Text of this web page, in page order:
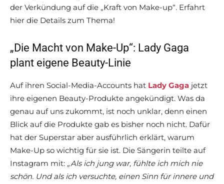
der Verkündung auf die „Kraft von Make-up“. Erfahrt
hier die Details zum Thema!
„Die Macht von Make-Up“: Lady Gaga
plant eigene Beauty-Linie
Auf ihren Social-Media-Accounts hat Lady Gaga jetzt
ihre eigenen Beauty-Produkte angekündigt. Was da
genau auf uns zukommt, ist noch unklar, denn einen
Blick auf die Produkte gab es bisher noch nicht. Dafür
hat der Superstar aber ausführlich erklärt, warum
Make-Up so wichtig für sie ist. Die Sängerin teilte auf
Instagram mit: „Als ich jung war, fühlte ich mich nie
schön. Und als ich versuchte, einen Sinn für innere und